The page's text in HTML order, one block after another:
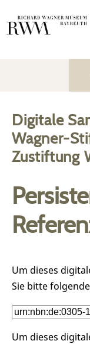
Digitale
Wagner-
Zustiftung
Um dieses
Sie bitte
Um dieses